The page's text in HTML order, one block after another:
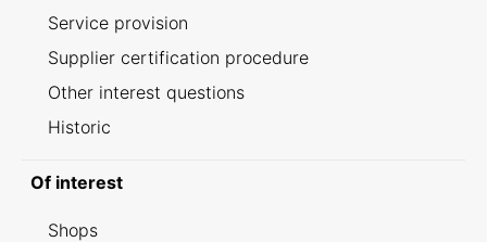
Service provision
Supplier certification procedure
Other interest questions
Historic
Of interest
Shops